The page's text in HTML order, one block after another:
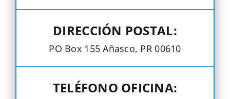
DIRECCIÓN POSTAL:
PO Box 155 Añasco, PR 00610
TELÉFONO OFICINA: